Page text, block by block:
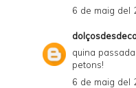
6 de maig del
quina
petons!
6 de maig del